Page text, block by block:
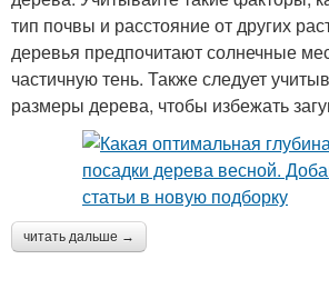
тип почвы и расстояние от других
деревья предпочитают солнечные
частичную тень. Также следует
размеры дерева, чтобы избежать
читать дальше →